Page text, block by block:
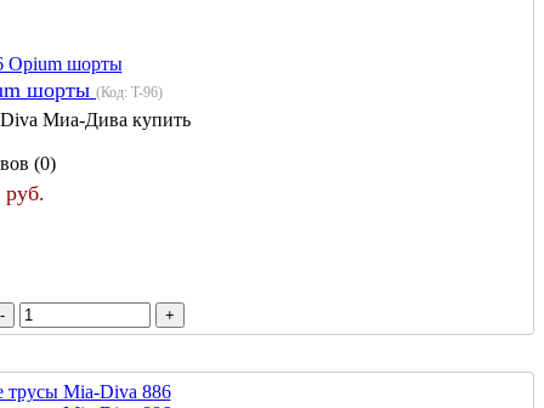
шорты (Код: T-96)
Миа-Дива купить
(0)
руб.